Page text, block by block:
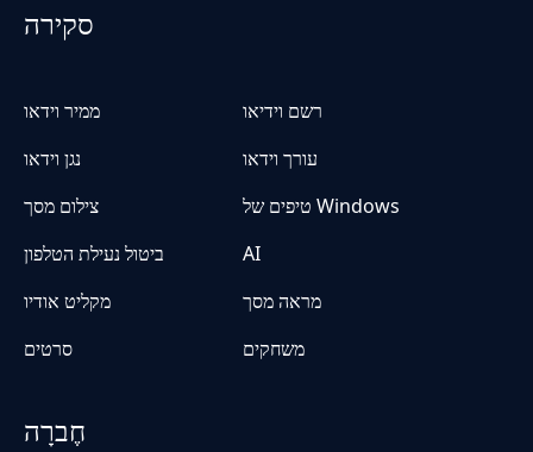
סקירה
ממיר וידאו
רשם וידיאו
נגן וידאו
עורך וידאו
צילום מסך
טיפים של Windows
ביטול נעילת הטלפון
AI
מקליט אודיו
מראה מסך
סרטים
משחקים
חֶברָה